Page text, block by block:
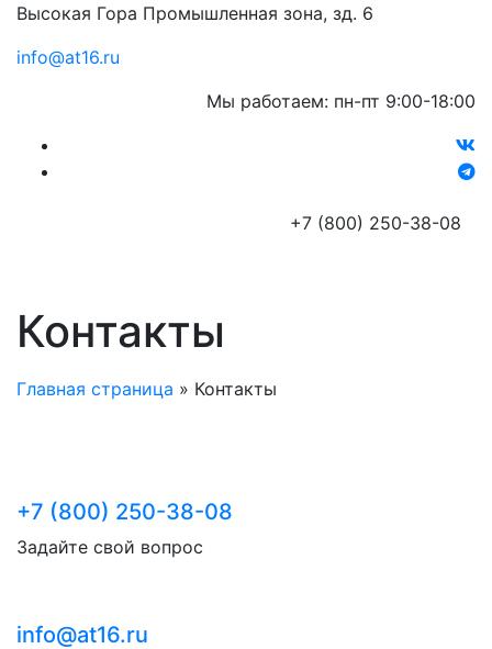
Высокая Гора Промышленная зона, зд. 6
info@at16.ru
Мы работаем: пн-пт 9:00-18:00
+7 (800) 250-38-08
Контакты
Главная страница » Контакты
+7 (800) 250-38-08
Задайте свой вопрос
info@at16.ru